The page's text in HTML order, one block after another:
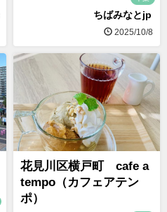
ちばみなとjp
2025/10/8
花見川区横戸町 cafe a
tempo（カフェアテン
ポ）